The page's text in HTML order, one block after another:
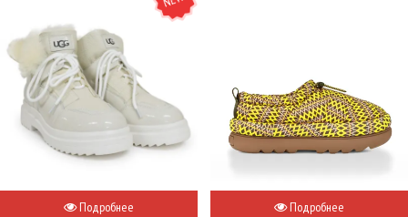
Подробнее Подробнее